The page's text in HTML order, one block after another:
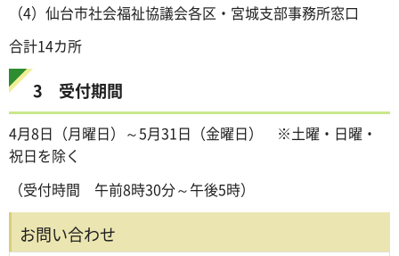
（4）仙台市社会福祉協議会各区・宮城支部事務所窓口
合計14カ所
3 受付期間
4月8日（月曜日）～5月31日（金曜日） ※土曜・日曜・
祝日を除く
（受付時間 午前8時30分～午後5時）
お問い合わせ